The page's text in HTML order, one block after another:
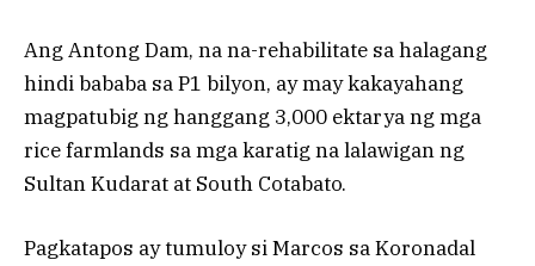
Ang Antong Dam, na na-rehabilitate sa halagang
hindi bababa sa P1 bilyon, ay may kakayahang
magpatubig ng hanggang 3,000 ektarya ng mga
rice farmlands sa mga karatig na lalawigan ng
Sultan Kudarat at South Cotabato.
Pagkatapos ay tumuloy si Marcos sa Koronadal